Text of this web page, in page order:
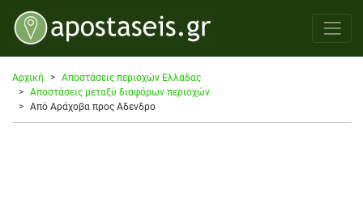
Αρχική
Αποστάσεις περιοχών Ελλάδας
Αποστάσεις μεταξύ διαφόρων περιοχών
Από Αράχοβα προς Αδενδρο